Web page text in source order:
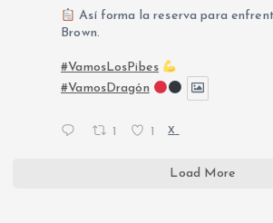
Así forma la reserva para
Brown.
#VamosLosPibes
#VamosDragón
1 1 X
Load More